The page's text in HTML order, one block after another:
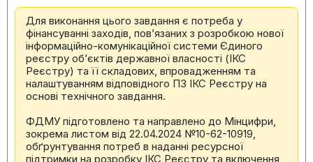
Для виконання цього завдання є потреба у
фінансуванні заходів, пов’язаних з розробкою нової
інформаційно-комунікаційної системи Єдиного
реєстру об’єктів державної власності (ІКС
Реєстру) та її складових, впровадженням та
налаштуванням відповідного ПЗ ІКС Реєстру на
основі технічного завдання.
ФДМУ підготовлено та направлено до Мінцифри,
зокрема листом від 22.04.2024 №10-62-10919,
обґрунтування потреб в наданні ресурсної
підтримки на розробку ІКС Реєстру та включення